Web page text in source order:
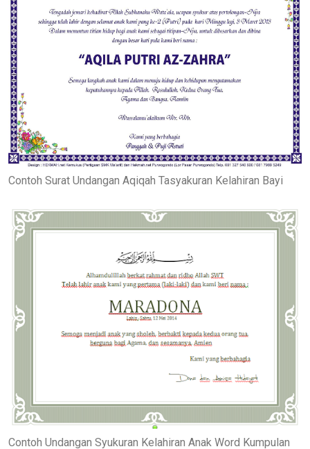
Contoh Surat Undangan Aqiqah Tasyakuran Kelahiran Bayi
Contoh Undangan Syukuran Kelahiran Anak Word Kumpulan